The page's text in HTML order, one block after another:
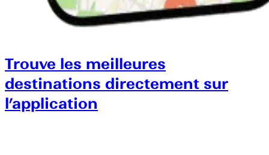
Trouve les meilleures
destinations directement sur
l’application